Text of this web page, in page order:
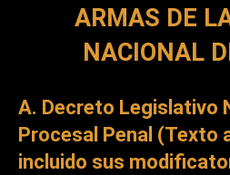
ARMAS DE
NACIONAL
A. Decreto Legislativo
Procesal Penal (Texto
incluido sus